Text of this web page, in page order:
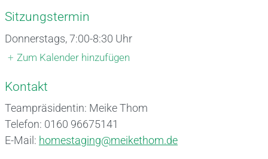
Sitzungstermin
Donnerstags, 7:00-8:30 Uhr
+ Zum Kalender hinzufügen
Kontakt
Teampräsidentin: Meike Thom
Telefon: 0160 96675141
E-Mail: homestaging@meikethom.de